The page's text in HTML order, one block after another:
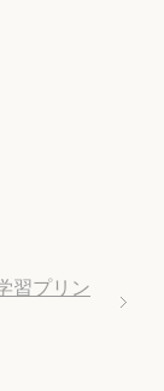
習プリン